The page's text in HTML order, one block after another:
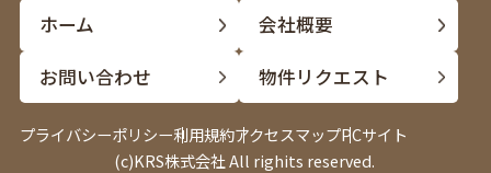
ホーム
会社概要
お問い合わせ
物件リクエスト
プライバシーポリシー利用規約アクセスマップPCサイト
(c)KRS株式会社 All righits reserved.